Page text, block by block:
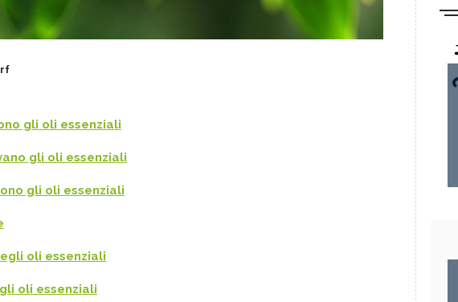
gli oli essenziali
gli oli essenziali
gli oli essenziali
oli essenziali
oli essenziali